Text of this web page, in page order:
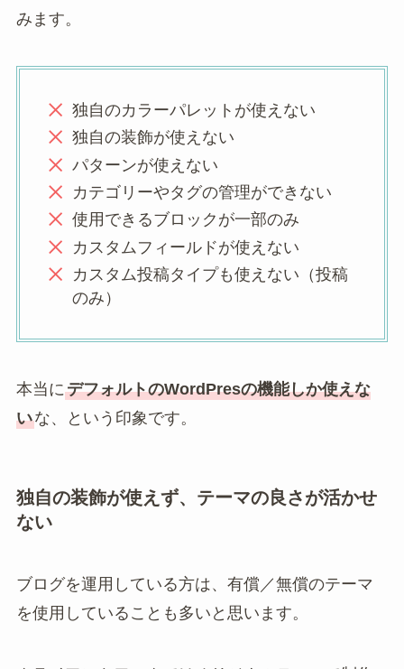
みます。
独自のカラーパレットが使えない
独自の装飾が使えない
パターンが使えない
カテゴリーやタグの管理ができない
使用できるブロックが一部のみ
カスタムフィールドが使えない
カスタム投稿タイプも使えない（投稿
のみ）
本当にデフォルトのWordPresの機能しか使えな
いな、という印象です。
独自の装飾が使えず、テーマの良さが活かせ
ない
ブログを運用している方は、有償／無償のテーマ
を使用していることも多いと思います。